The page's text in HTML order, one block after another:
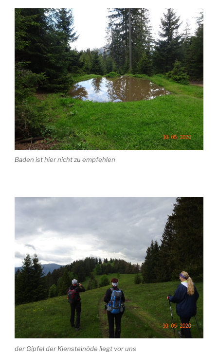
Baden ist hier nicht zu empfehlen
der Gipfel der Kiensteinöde liegt vor uns